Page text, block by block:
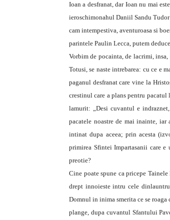
Ioan a desfranat, dar Ioan nu mai
ieroschimonahul Daniil Sandu Tudor
cam intempestiva, aventuroasa si
parintele Paulin Lecca, putem
Vorbim de pocainta, de lacrimi,
Totusi, se naste intrebarea: cu ce e
paganul desfranat care vine la
crestinul care a plans pentru
lamurit: „Desi cuvantul e
pacatele noastre de mai inainte,
intinat dupa aceea; prin acesta
primirea Sfintei Impartasanii care
preotie?
Cine poate spune ca pricepe
drept innoieste intru cele
Domnul in inima smerita ce se
plange, dupa cuvantul Sfantului